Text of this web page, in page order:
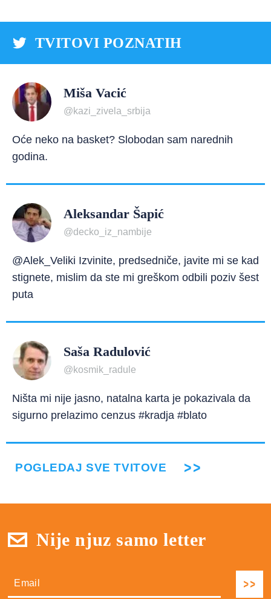
TVITOVI POZNATIH
Miša Vacić
@kazi_zivela_srbija
Oće neko na basket? Slobodan sam narednih
godina.
Aleksandar Šapić
@decko_iz_nambije
@Alek_Veliki Izvinite, predsedniče, javite mi se kad
stignete, mislim da ste mi greškom odbili poziv šest
puta
Saša Radulović
@kosmik_radule
Ništa mi nije jasno, natalna karta je pokazivala da
sigurno prelazimo cenzus #kradja #blato
POGLEDAJ SVE TVITOVE
Nije njuz samo letter